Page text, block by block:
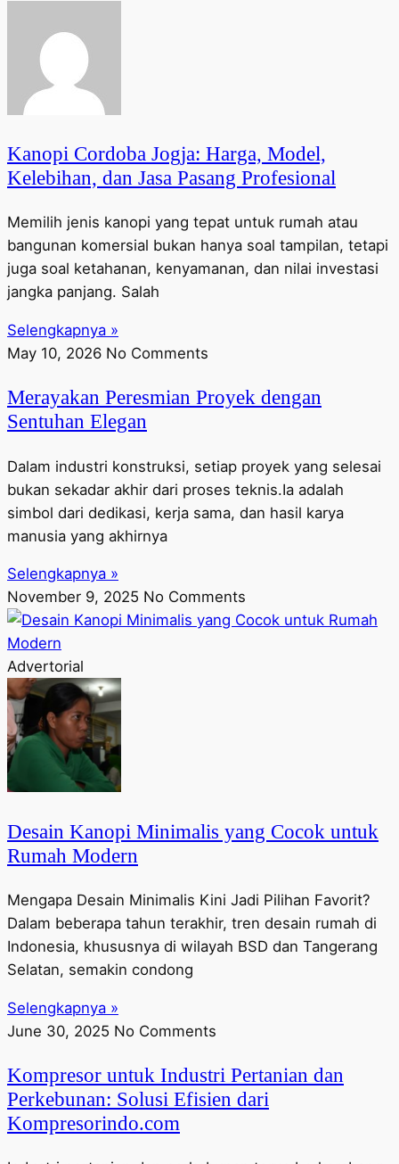
Kanopi Cordoba Jogja: Harga, Model,
Kelebihan, dan Jasa Pasang Profesional
Memilih jenis kanopi yang tepat untuk rumah atau
bangunan komersial bukan hanya soal tampilan, tetapi
juga soal ketahanan, kenyamanan, dan nilai investasi
jangka panjang. Salah
Selengkapnya »
May 10, 2026 No Comments
Merayakan Peresmian Proyek dengan
Sentuhan Elegan
Dalam industri konstruksi, setiap proyek yang selesai
bukan sekadar akhir dari proses teknis.Ia adalah
simbol dari dedikasi, kerja sama, dan hasil karya
manusia yang akhirnya
Selengkapnya »
November 9, 2025 No Comments
Advertorial
Desain Kanopi Minimalis yang Cocok untuk
Rumah Modern
Mengapa Desain Minimalis Kini Jadi Pilihan Favorit?
Dalam beberapa tahun terakhir, tren desain rumah di
Indonesia, khususnya di wilayah BSD dan Tangerang
Selatan, semakin condong
Selengkapnya »
June 30, 2025 No Comments
Kompresor untuk Industri Pertanian dan
Perkebunan: Solusi Efisien dari
Kompresorindo.com